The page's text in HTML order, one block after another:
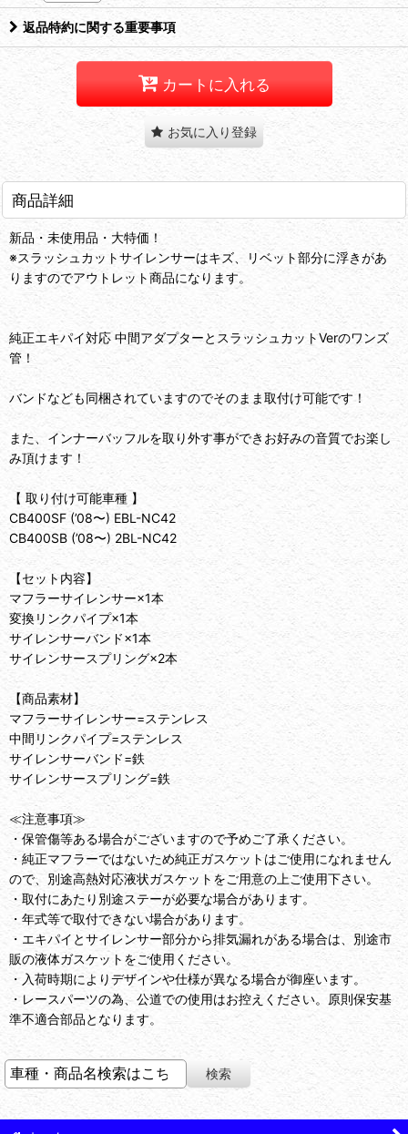
返品特約に関する重要事項
カートに入れる
お気に入り登録
商品詳細
新品・未使用品・大特価！
※スラッシュカットサイレンサーはキズ、リベット部分に浮きがあ
りますのでアウトレット商品になります。
純正エキパイ対応 中間アダプターとスラッシュカットVerのワンズ
管！
バンドなども同梱されていますのでそのまま取付け可能です！
また、インナーバッフルを取り外す事ができお好みの音質でお楽し
み頂けます！
【 取り付け可能車種 】
CB400SF (’08〜) EBL-NC42
CB400SB (’08〜) 2BL-NC42
【セット内容】
マフラーサイレンサー×1本
変換リンクパイプ×1本
サイレンサーバンド×1本
サイレンサースプリング×2本
【商品素材】
マフラーサイレンサー=ステンレス
中間リンクパイプ=ステンレス
サイレンサーバンド=鉄
サイレンサースプリング=鉄
≪注意事項≫
・保管傷等ある場合がございますので予めご了承ください。
・純正マフラーではないため純正ガスケットはご使用になれません
ので、別途高熱対応液状ガスケットをご用意の上ご使用下さい。
・取付にあたり別途ステーが必要な場合があります。
・年式等で取付できない場合があります。
・エキパイとサイレンサー部分から排気漏れがある場合は、別途市
販の液体ガスケットをご使用ください。
・入荷時期によりデザインや仕様が異なる場合が御座います。
・レースパーツの為、公道での使用はお控えください。原則保安基
準不適合部品となります。